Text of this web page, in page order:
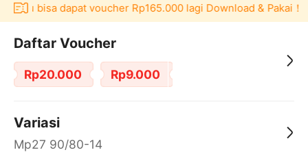
bisa dapat voucher Rp165.000 lagi Download & Pakai！
Daftar Voucher
Rp20.000 Rp9.000
Variasi
Mp27 90/80-14